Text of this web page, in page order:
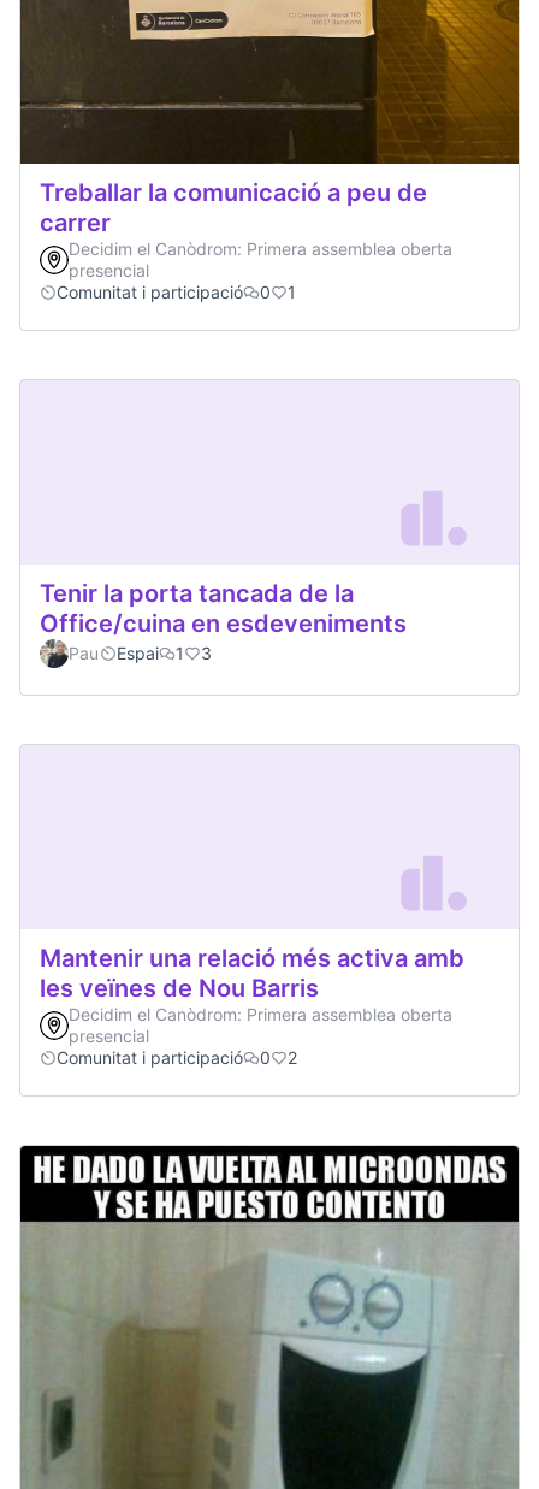
Treballar la comunicació a peu de
carrer
Decidim el Canòdrom: Primera assemblea oberta
presencial
Comunitat i participació
0 1
Tenir la porta tancada de la
Office/cuina en esdeveniments
Pau Espai 1 3
Mantenir una relació més activa amb
les veïnes de Nou Barris
Decidim el Canòdrom: Primera assemblea oberta
presencial
Comunitat i participació
0 2